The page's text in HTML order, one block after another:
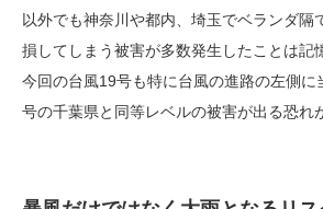
以外でも神奈川や都内、埼玉でベランダ隔
損してしまう被害が多数発生したことは記
今回の台風19号も特に台風の進路の左側に
号の千葉県と同等レベルの被害が出る恐れ